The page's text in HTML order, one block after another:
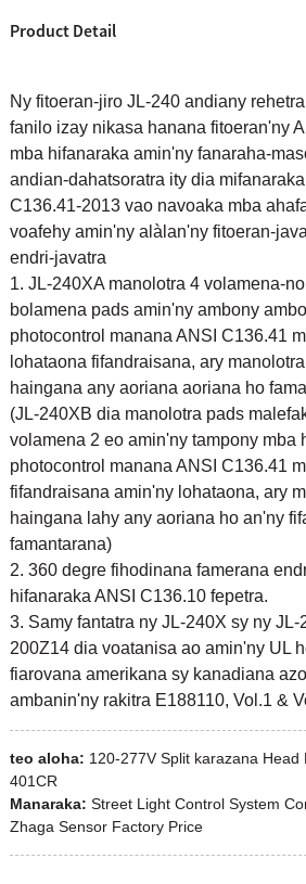
Product Detail
Ny fitoeran-jiro JL-240 andiany
fanilo izay nikasa hanana fitoeran'ny
mba hifanaraka amin'ny fanaraha-
andian-dahatsoratra ity dia mifanaraka
C136.41-2013 vao navoaka mba
voafehy amin'ny alàlan'ny fitoeran-
endri-javatra
1. JL-240XA manolotra 4 volamena-
bolamena pads amin'ny ambony
photocontrol manana ANSI C136.41
lohataona fifandraisana, ary
haingana any aoriana aoriana ho
(JL-240XB dia manolotra pads
volamena 2 eo amin'ny tampony mba
photocontrol manana ANSI C136.41
fifandraisana amin'ny lohataona, ary
haingana lahy any aoriana ho an'ny
famantarana)
2. 360 degre fihodinana famerana
hifanaraka ANSI C136.10 fepetra.
3. Samy fantatra ny JL-240X sy ny JL-
200Z14 dia voatanisa ao amin'ny UL
fiarovana amerikana sy kanadiana
ambanin'ny rakitra E188110, Vol.1 &
teo aloha: 120-277V Split karazana Head
401CR
Manaraka: Street Light Control System
Zhaga Sensor Factory Price